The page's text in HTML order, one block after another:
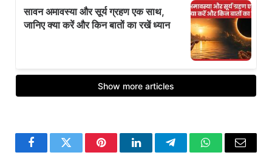
FacebookTwitter PinterestLinkedInTelegramWhatsApp
Email